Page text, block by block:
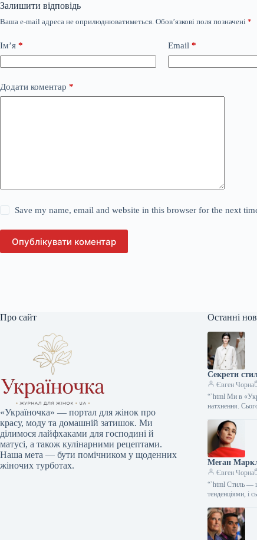
Залишити відповідь
Ваша e-mail адреса не оприлюднюватиметься. Обов’язкові поля позначені *
Ім’я * Email *
Додати коментар *
Save my name, email and website in this browser for the next
Опублікувати коментар
Про сайт
«Україночка» — портал для жінок про
красу, моду та домашній затишок. Ми
ділимося лайфхаками для господині й
матусі, а також кулінарними рецептами.
Наша мета — бути помічником у щоденних
жіночих турботах.
Останні
Секрети
Євген Чорна
“`html Ми в
натхнення.
Меган
Євген Чорна
“`html Стиль —
тенденціями, і